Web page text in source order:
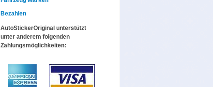
Bezahlen
AutoStickerOriginal unterstützt
unter anderem folgenden
Zahlungsmöglichkeiten: